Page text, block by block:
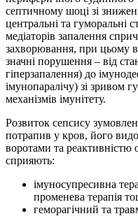
септичному шоці зі
центральні та гуморальні
медіаторів запалення
захворювання, при цьому в
значні порушення – від
гіперзапалення) до
імунопаралічу) зі зривом
механізмів імунітету.
Розвиток сепсису
потрапив у кров, його
воротами та реактивністю
сприяють:
імуносупресивна
променева терапія
геморагічний та